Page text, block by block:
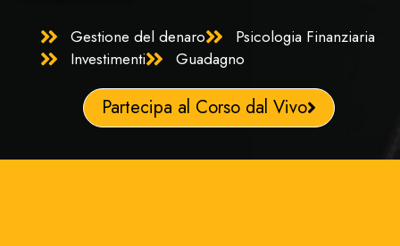
Gestione del denaro
Psicologia Finanziaria
Investimenti
Guadagno
Partecipa al Corso dal Vivo